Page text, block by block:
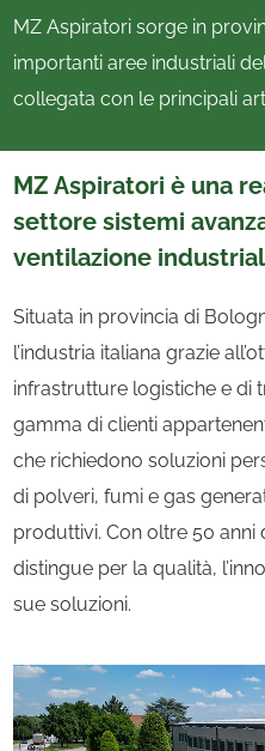
MZ Aspiratori sorge in
importanti aree industriali
collegata con le principali
MZ Aspiratori è una
settore sistemi
ventilazione
Situata in provincia di
l’industria italiana grazie
infrastrutture logistiche e di
gamma di clienti
che richiedono soluzioni
di polveri, fumi e gas
produttivi. Con oltre 50 anni
distingue per la qualità,
sue soluzioni.